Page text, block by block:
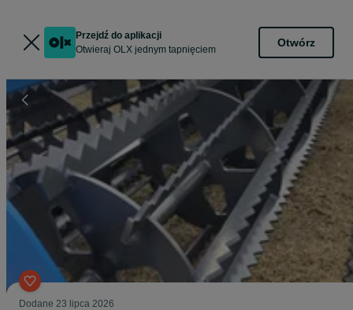
Przejdź do aplikacji
Otwieraj OLX jednym tapnięciem
Otwórz
Dodane 23 lipca 2026